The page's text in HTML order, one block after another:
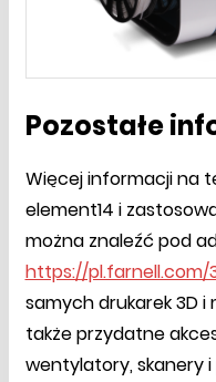
Pozostałe
Więcej informacji na
element14 i
można znaleźć pod
https://
samych drukarek 3D i
także przydatne
wentylatory, skanery i